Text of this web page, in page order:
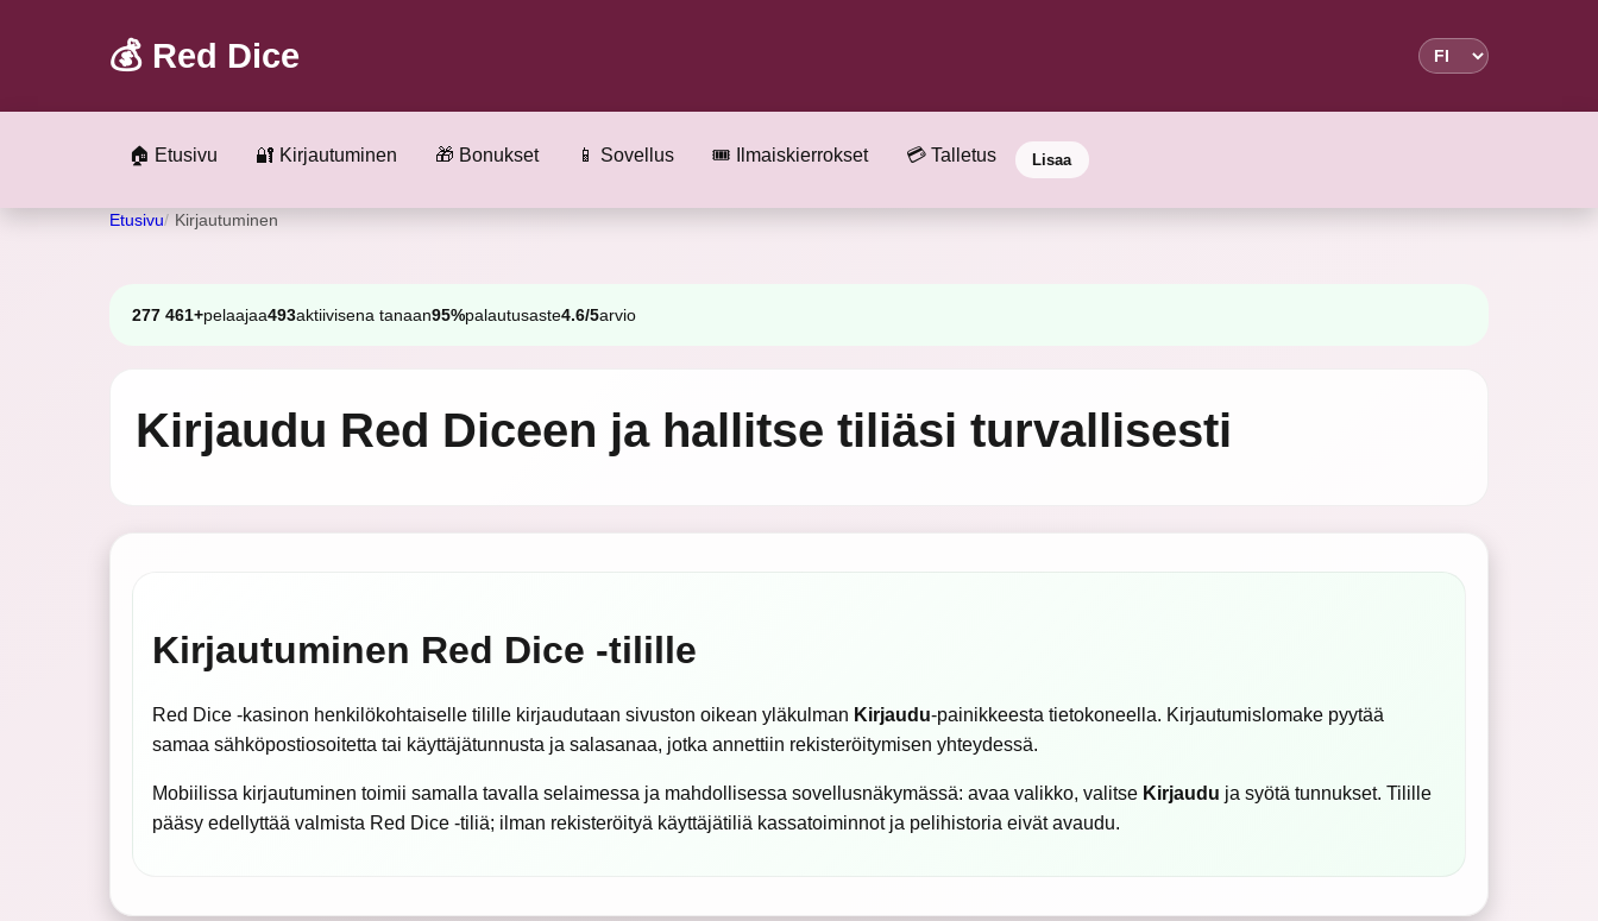
💰 Red Dice
🏠 Etusivu 🔐 Kirjautuminen 🎁 Bonukset 📱 Sovellus 🎟️ Ilmaiskierrokset 💳 Talletus Lisaa
Etusivu Kirjautuminen
277 461+pelaajaa493aktiivisena tanaan95%palautusaste4.6/5arvio
Kirjaudu Red Diceen ja hallitse tiliäsi turvallisesti
Kirjautuminen Red Dice -tilille
Red Dice -kasinon henkilökohtaiselle tilille kirjaudutaan sivuston oikean yläkulman Kirjaudu-painikkeesta tietokoneella. Kirjautumislomake pyytää
samaa sähköpostiosoitetta tai käyttäjätunnusta ja salasanaa, jotka annettiin rekisteröitymisen yhteydessä.
Mobiilissa kirjautuminen toimii samalla tavalla selaimessa ja mahdollisessa sovellusnäkymässä: avaa valikko, valitse Kirjaudu ja syötä tunnukset. Tilille
pääsy edellyttää valmista Red Dice -tiliä; ilman rekisteröityä käyttäjätiliä kassatoiminnot ja pelihistoria eivät avaudu.